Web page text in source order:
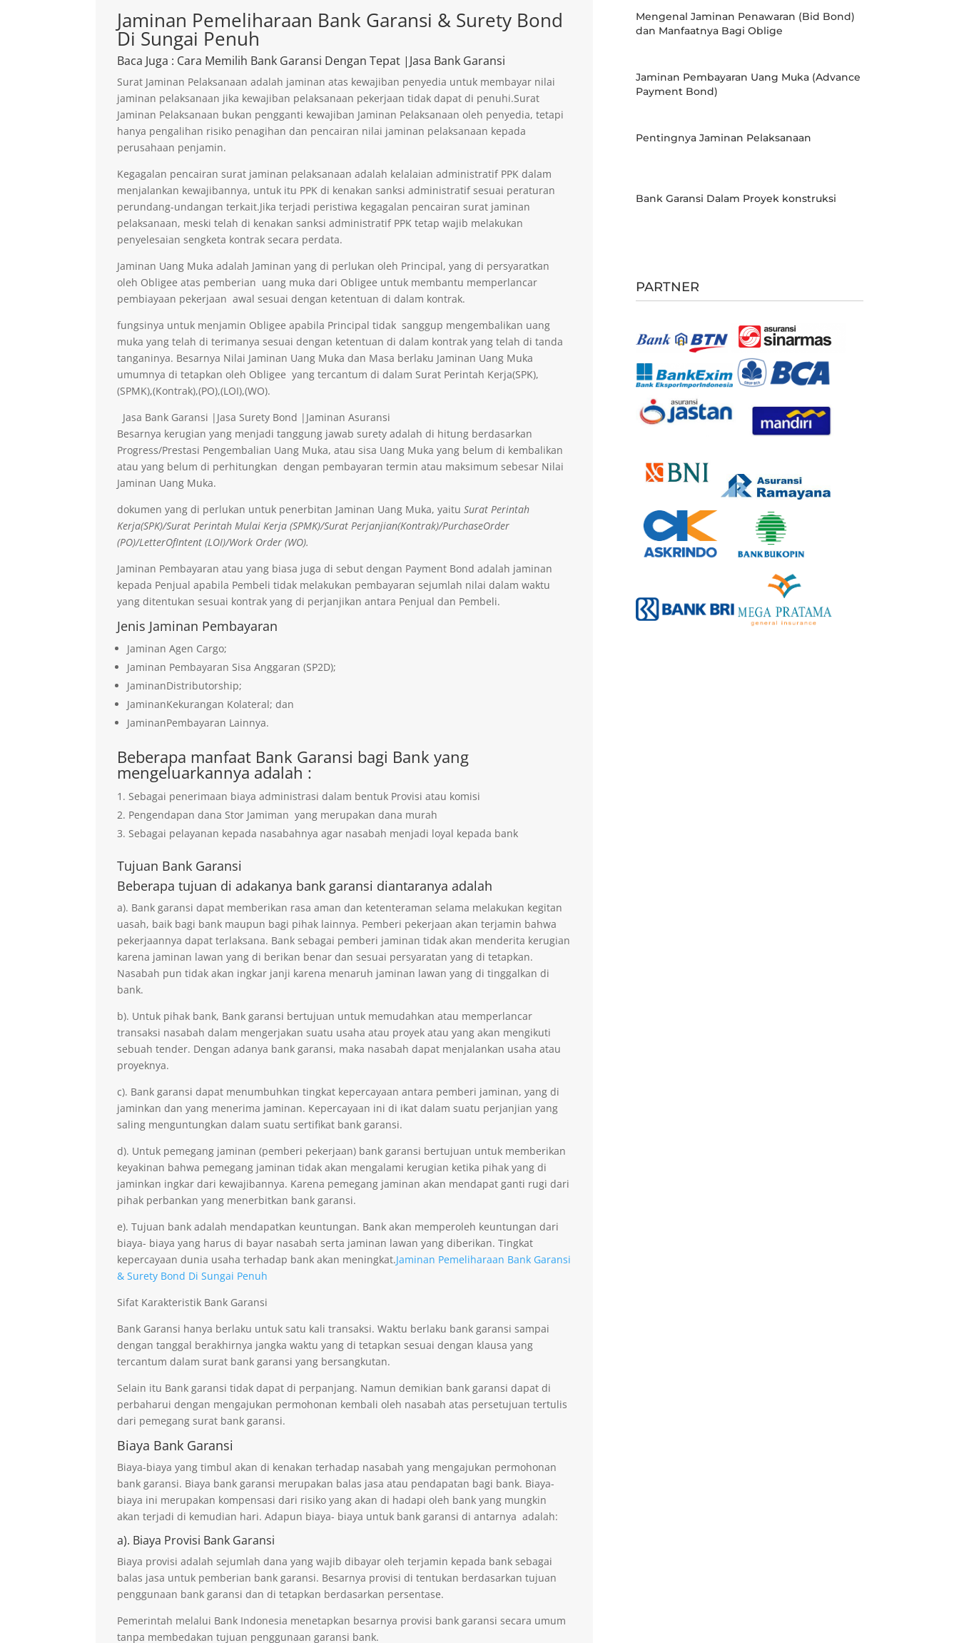
Jaminan Pemeliharaan Bank Garansi & Surety Bond
Di Sungai Penuh
Baca Juga : Cara Memilih Bank Garansi Dengan Tepat |Jasa Bank Garansi
Surat Jaminan Pelaksanaan adalah jaminan atas kewajiban penyedia untuk membayar nilai
jaminan pelaksanaan jika kewajiban pelaksanaan pekerjaan tidak dapat di penuhi.Surat
Jaminan Pelaksanaan bukan pengganti kewajiban Jaminan Pelaksanaan oleh penyedia, tetapi
hanya pengalihan risiko penagihan dan pencairan nilai jaminan pelaksanaan kepada
perusahaan penjamin.
Kegagalan pencairan surat jaminan pelaksanaan adalah kelalaian administratif PPK dalam
menjalankan kewajibannya, untuk itu PPK di kenakan sanksi administratif sesuai peraturan
perundang-undangan terkait.Jika terjadi peristiwa kegagalan pencairan surat jaminan
pelaksanaan, meski telah di kenakan sanksi administratif PPK tetap wajib melakukan
penyelesaian sengketa kontrak secara perdata.
Jaminan Uang Muka adalah Jaminan yang di perlukan oleh Principal, yang di persyaratkan
oleh Obligee atas pemberian uang muka dari Obligee untuk membantu memperlancar
pembiayaan pekerjaan awal sesuai dengan ketentuan di dalam kontrak.
fungsinya untuk menjamin Obligee apabila Principal tidak sanggup mengembalikan uang
muka yang telah di terimanya sesuai dengan ketentuan di dalam kontrak yang telah di tanda
tanganinya. Besarnya Nilai Jaminan Uang Muka dan Masa berlaku Jaminan Uang Muka
umumnya di tetapkan oleh Obligee yang tercantum di dalam Surat Perintah Kerja(SPK),
(SPMK),(Kontrak),(PO),(LOI),(WO).
Jasa Bank Garansi |Jasa Surety Bond |Jaminan Asuransi
Besarnya kerugian yang menjadi tanggung jawab surety adalah di hitung berdasarkan
Progress/Prestasi Pengembalian Uang Muka, atau sisa Uang Muka yang belum di kembalikan
atau yang belum di perhitungkan dengan pembayaran termin atau maksimum sebesar Nilai
Jaminan Uang Muka.
dokumen yang di perlukan untuk penerbitan Jaminan Uang Muka, yaituSurat Perintah
Kerja(SPK)/Surat Perintah Mulai Kerja (SPMK)/Surat Perjanjian(Kontrak)/PurchaseOrder
(PO)/LetterOfIntent (LOI)/Work Order (WO).
Jaminan Pembayaran atau yang biasa juga di sebut dengan Payment Bond adalah jaminan
kepada Penjual apabila Pembeli tidak melakukan pembayaran sejumlah nilai dalam waktu
yang ditentukan sesuai kontrak yang di perjanjikan antara Penjual dan Pembeli.
Jenis Jaminan Pembayaran
Jaminan Agen Cargo;
Jaminan Pembayaran Sisa Anggaran (SP2D);
JaminanDistributorship;
JaminanKekurangan Kolateral; dan
JaminanPembayaran Lainnya.
Beberapa manfaat Bank Garansi bagi Bank yang
mengeluarkannya adalah :
Sebagai penerimaan biaya administrasi dalam bentuk Provisi atau komisi
Pengendapan dana Stor Jamiman yang merupakan dana murah
Sebagai pelayanan kepada nasabahnya agar nasabah menjadi loyal kepada bank
Tujuan Bank Garansi
Beberapa tujuan di adakanya bank garansi diantaranya adalah
a). Bank garansi dapat memberikan rasa aman dan ketenteraman selama melakukan kegitan
uasah, baik bagi bank maupun bagi pihak lainnya. Pemberi pekerjaan akan terjamin bahwa
pekerjaannya dapat terlaksana. Bank sebagai pemberi jaminan tidak akan menderita kerugian
karena jaminan lawan yang di berikan benar dan sesuai persyaratan yang di tetapkan.
Nasabah pun tidak akan ingkar janji karena menaruh jaminan lawan yang di tinggalkan di
bank.
b). Untuk pihak bank, Bank garansi bertujuan untuk memudahkan atau memperlancar
transaksi nasabah dalam mengerjakan suatu usaha atau proyek atau yang akan mengikuti
sebuah tender. Dengan adanya bank garansi, maka nasabah dapat menjalankan usaha atau
proyeknya.
c). Bank garansi dapat menumbuhkan tingkat kepercayaan antara pemberi jaminan, yang di
jaminkan dan yang menerima jaminan. Kepercayaan ini di ikat dalam suatu perjanjian yang
saling menguntungkan dalam suatu sertifikat bank garansi.
d). Untuk pemegang jaminan (pemberi pekerjaan) bank garansi bertujuan untuk memberikan
keyakinan bahwa pemegang jaminan tidak akan mengalami kerugian ketika pihak yang di
jaminkan ingkar dari kewajibannya. Karena pemegang jaminan akan mendapat ganti rugi dari
pihak perbankan yang menerbitkan bank garansi.
e). Tujuan bank adalah mendapatkan keuntungan. Bank akan memperoleh keuntungan dari
biaya- biaya yang harus di bayar nasabah serta jaminan lawan yang diberikan. Tingkat
kepercayaan dunia usaha terhadap bank akan meningkat.Jaminan Pemeliharaan Bank Garansi
& Surety Bond Di Sungai Penuh
Sifat Karakteristik Bank Garansi
Bank Garansi hanya berlaku untuk satu kali transaksi. Waktu berlaku bank garansi sampai
dengan tanggal berakhirnya jangka waktu yang di tetapkan sesuai dengan klausa yang
tercantum dalam surat bank garansi yang bersangkutan.
Selain itu Bank garansi tidak dapat di perpanjang. Namun demikian bank garansi dapat di
perbaharui dengan mengajukan permohonan kembali oleh nasabah atas persetujuan tertulis
dari pemegang surat bank garansi.
Biaya Bank Garansi
Biaya-biaya yang timbul akan di kenakan terhadap nasabah yang mengajukan permohonan
bank garansi. Biaya bank garansi merupakan balas jasa atau pendapatan bagi bank. Biaya-
biaya ini merupakan kompensasi dari risiko yang akan di hadapi oleh bank yang mungkin
akan terjadi di kemudian hari. Adapun biaya- biaya untuk bank garansi di antarnya adalah:
a). Biaya Provisi Bank Garansi
Biaya provisi adalah sejumlah dana yang wajib dibayar oleh terjamin kepada bank sebagai
balas jasa untuk pemberian bank garansi. Besarnya provisi di tentukan berdasarkan tujuan
penggunaan bank garansi dan di tetapkan berdasarkan persentase.
Pemerintah melalui Bank Indonesia menetapkan besarnya provisi bank garansi secara umum
tanpa membedakan tujuan penggunaan garansi bank.
Mengenal Jaminan Penawaran (Bid Bond)
dan Manfaatnya Bagi Oblige
Jaminan Pembayaran Uang Muka (Advance
Payment Bond)
Pentingnya Jaminan Pelaksanaan
Bank Garansi Dalam Proyek konstruksi
PARTNER